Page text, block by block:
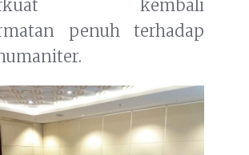
kembali
penuh terhadap